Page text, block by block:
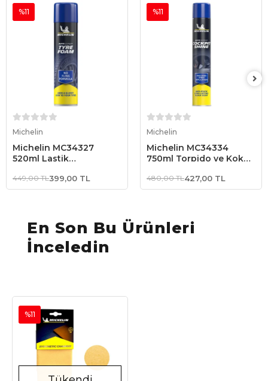
Michelin
Michelin MC34327
520ml Lastik
%11
449,00 TL399,00 TL
Michelin
Michelin MC34334
750ml Torpido ve Kokpit
Spreyi Gizemli Aroma
%11
480,00 TL427,00 TL
En Son Bu Ürünleri
İnceledin
%11